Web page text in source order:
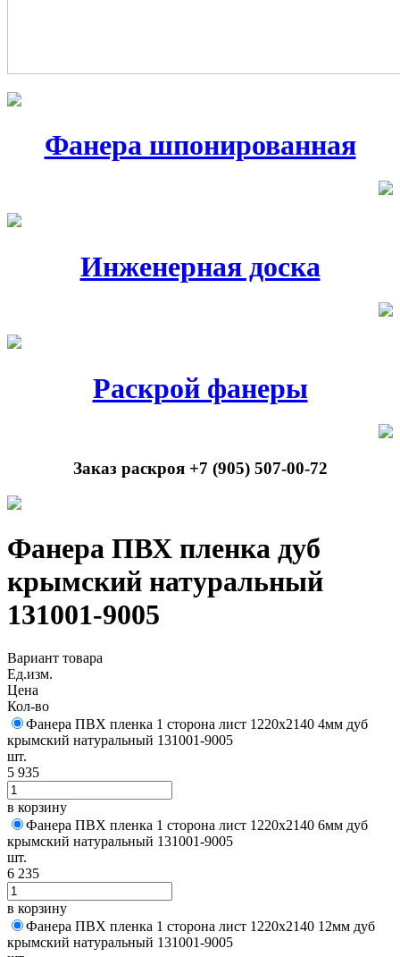
Фанера шпонированная
Инженерная доска
Раскрой фанеры
Заказ раскроя +7 (905) 507-00-72
Фанера ПВХ пленка дуб
крымский натуральный
131001-9005
Вариант товара
Ед.изм.
Цена
Кол-во
Фанера ПВХ пленка 1 сторона лист 1220х2140 4мм дуб
крымский натуральный 131001-9005
шт.
5 935
в корзину
Фанера ПВХ пленка 1 сторона лист 1220х2140 6мм дуб
крымский натуральный 131001-9005
шт.
6 235
в корзину
Фанера ПВХ пленка 1 сторона лист 1220х2140 12мм дуб
крымский натуральный 131001-9005